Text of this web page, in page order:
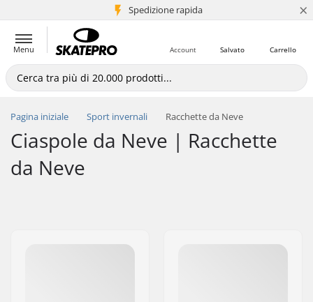
Spedizione rapida
+5 mln di clienti ×
Menu Carrello
Salvato
Account
Pagina iniziale Sport invernali Racchette da Neve
Ciaspole da Neve | Racchette
da Neve